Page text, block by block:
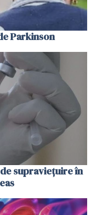
Parkinson
supraviețuire în